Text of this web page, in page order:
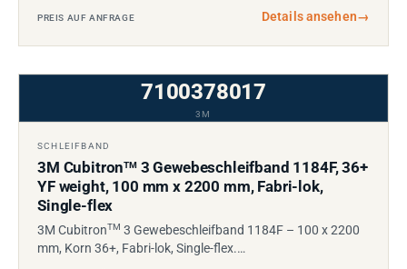
PREIS AUF ANFRAGE Details ansehen→
7100378017
3M
SCHLEIFBAND
3M CubitronTM3 Gewebeschleifband 1184F, 36+
YF weight, 100 mm x 2200 mm, Fabri-lok,
Single-flex
3M CubitronTM 3 Gewebeschleifband 1184F – 100 x 2200
mm, Korn 36+, Fabri-lok, Single-flex.…